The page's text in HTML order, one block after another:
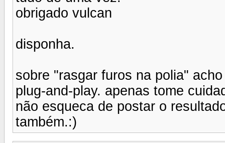
obrigado vulcan
disponha.
sobre "rasgar furos na polia"
plug-and-play. apenas tome
não esqueca de postar o
também.:)